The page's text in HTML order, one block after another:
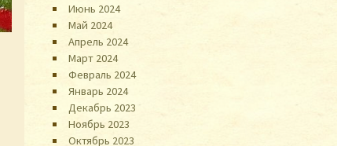
Июнь 2024
Май 2024
Апрель 2024
Март 2024
Февраль 2024
Январь 2024
Декабрь 2023
Ноябрь 2023
Октябрь 2023